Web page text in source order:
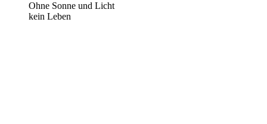
Ohne Sonne und Licht
kein Leben